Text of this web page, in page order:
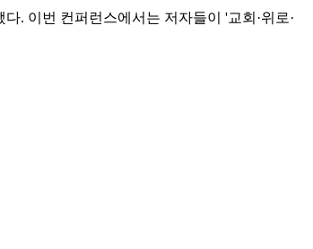
. 이번 컨퍼런스에서는 저자들이 '교회·위로·